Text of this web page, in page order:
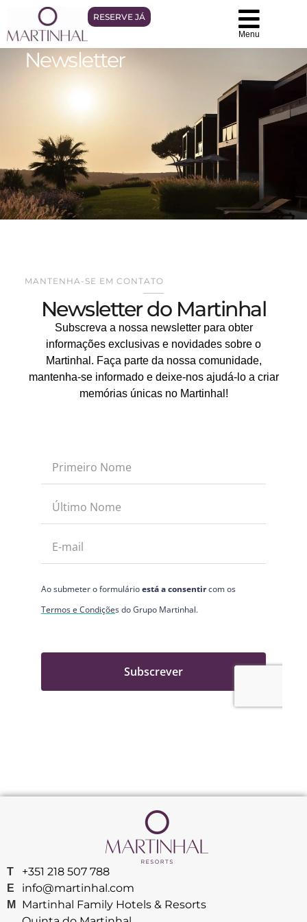
RESERVE JÁ
Menu
Newsletter
MANTENHA-SE EM CONTATO
Newsletter do Martinhal
Subscreva a nossa newsletter para obter
informações exclusivas e novidades sobre o
Martinhal. Faça parte da nossa comunidade,
mantenha-se informado e deixe-nos ajudá-lo a criar
memórias únicas no Martinhal!
T
E
M
+351 218 507 788
info@martinhal.com
Martinhal Family Hotels & Resorts